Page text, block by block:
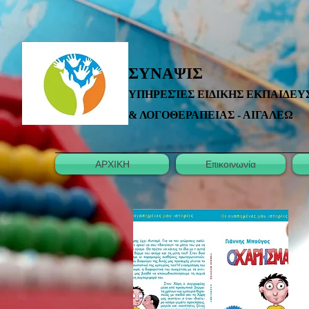
ΣΥΝΑΨΙΣ
ΥΠΗΡΕΣΊΕΣ ΕΙΔΙΚΗΣ
& ΛΟΓΟΘΕΡΑΠΕΙΑΣ - ΑΙΓΑΛΕΩ
ΑΡΧΙΚΗ Επικοινωνία